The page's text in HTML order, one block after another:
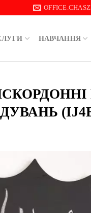
НАВЧАННЯ